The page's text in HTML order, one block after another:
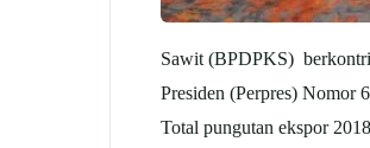
Sawit (BPDPKS)
Presiden (Perpres) Nomor
Total pungutan ekspor